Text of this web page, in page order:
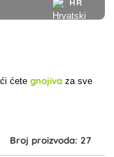
HR
ćetegnojiva za sve
Broj proizvoda: 27